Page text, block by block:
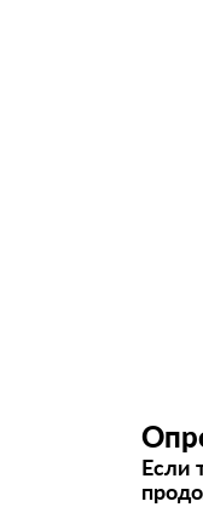
Если